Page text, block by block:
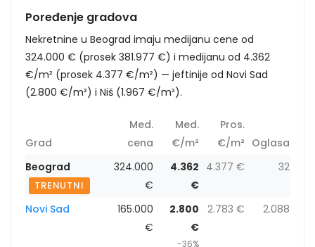
Poređenje gradova
Nekretnine u Beograd imaju medijanu cene od
324.000 € (prosek 381.977 €) i medijanu od 4.362
€/m² (prosek 4.377 €/m²) — jeftinije od Novi Sad
(2.800 €/m²) i Niš (1.967 €/m²).
Grad
Med.
cena
Med.
€/m²
Pros.
€/m² Oglasa
Beograd
TRENUTNI
324.000
€
4.362
€
4.377 € 32
Novi Sad
165.000
€
2.800
€
-36%
2.783 € 2.088